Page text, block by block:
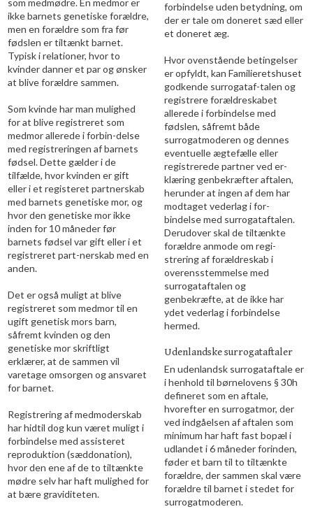
som medmødre. En medmor er
ikke barnets genetiske forældre,
men en forældre som fra før
fødslen er tiltænkt barnet.
Typisk i relationer, hvor to
kvinder danner et par og ønsker
at blive forældre sammen.
Som kvinde har man mulighed
for at blive registreret som
medmor allerede i forbin-delse
med registreringen af barnets
fødsel. Dette gælder i de
tilfælde, hvor kvinden er gift
eller i et registeret partnerskab
med barnets genetiske mor, og
hvor den genetiske mor ikke
inden for 10 måneder før
barnets fødsel var gift eller i et
registreret part-nerskab med en
anden.
Det er også muligt at blive
registreret som medmor til en
ugift genetisk mors barn,
såfremt kvinden og den
genetiske mor skriftligt
erklærer, at de sammen vil
varetage omsorgen og ansvaret
for barnet.
Registrering af medmoderskab
har hidtil dog kun været muligt i
forbindelse med assisteret
reproduktion (sæddonation),
hvor den ene af de to tiltænkte
mødre selv har haft mulighed for
at bære graviditeten.
forbindelse uden betydning, om
der er tale om doneret sæd eller
et doneret æg.
Hvor ovenstående betingelser
er opfyldt, kan Familieretshuset
godkende surrogataf-talen og
registrere forældreskabet
allerede i forbindelse med
fødslen, såfremt både
surrogatmoderen og dennes
eventuelle ægtefælle eller
registrerede partner ved er-
klæring genbekræfter aftalen,
herunder at ingen af dem har
modtaget vederlag i for-
bindelse med surrogataftalen.
Derudover skal de tiltænkte
forældre anmode om regi-
strering af forældreskab i
overensstemmelse med
surrogataftalen og
genbekræfte, at de ikke har
ydet vederlag i forbindelse
hermed.
Udenlandske surrogataftaler
En udenlandsk surrogataftale er
i henhold til børnelovens § 30h
defineret som en aftale,
hvorefter en surrogatmor, der
ved indgåelsen af aftalen som
minimum har haft fast bopæl i
udlandet i 6 måneder forinden,
føder et barn til to tiltænkte
forældre, der sammen skal være
forældre til barnet i stedet for
surrogatmoderen.